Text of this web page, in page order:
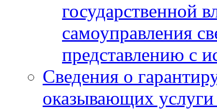
государственной
самоуправления
представлению с
Сведения о
оказывающих